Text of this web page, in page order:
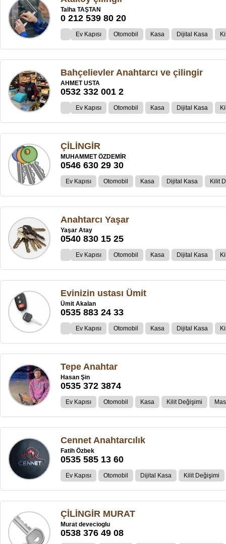
Talha TAŞTAN
0 212 539 80 20
Ev Kapısı Otomobil Kasa Dijital Kasa
Bahçelievler Anahtarcı ve çilingir
AHMET USTA
0532 332 001 2
Ev Kapısı Otomobil Kasa Dijital Kasa
ÇİLİNGİR
MUHAMMET ÖZDEMİR
0546 630 29 30
Ev Kapısı Otomobil Kasa Dijital Kasa Kilit
Anahtarcı Yaşar
Yaşar Atay
0540 830 15 25
Ev Kapısı Otomobil Kasa Dijital Kasa
Evinizin ustası Ümit
Ümit Akalan
0535 883 24 33
Ev Kapısı Otomobil Kasa Dijital Kasa
Tepe Anahtar
Hasan Şin
0535 372 3874
Ev Kapısı Otomobil Kasa Kilit Değişimi
Cennet Anahtarcılık
Fatih Özbek
0535 585 13 60
Ev Kapısı Otomobil Dijital Kasa Kilit Değişimi
ÇİLİNGİR MURAT
Murat devecioglu
0538 376 49 08